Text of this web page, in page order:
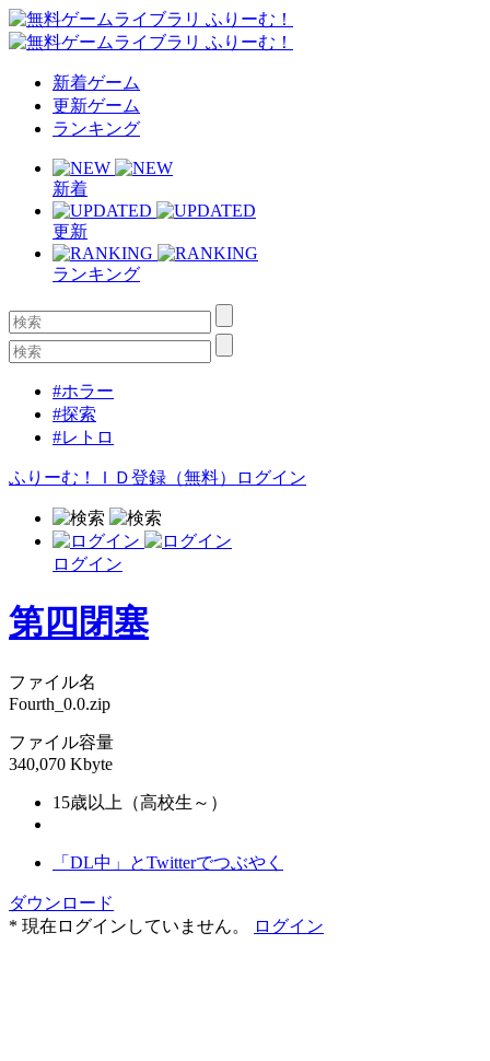
新着ゲーム
更新ゲーム
ランキング
新着
更新
ランキング
#ホラー
#探索
#レトロ
ふりーむ！ＩＤ登録（無料） ログイン
ログイン
第四閉塞
ファイル名
Fourth_0.0.zip
ファイル容量
340,070 Kbyte
15歳以上（高校生～）
「DL中」とTwitterでつぶやく
ダウンロード
* 現在ログインしていません。
ログイン